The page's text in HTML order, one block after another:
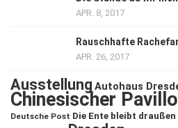
APR. 8, 2017
Rauschhafte
APR. 26, 2017
Ausstellung Autohaus
Chinesischer
Deutsche Post Die Ente bleibt draußen